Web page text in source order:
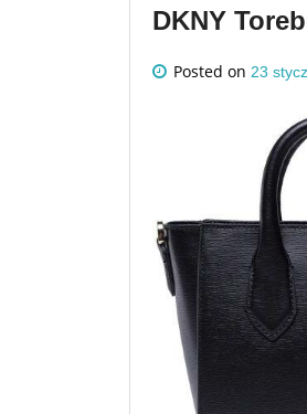
DKNY
Posted on 23